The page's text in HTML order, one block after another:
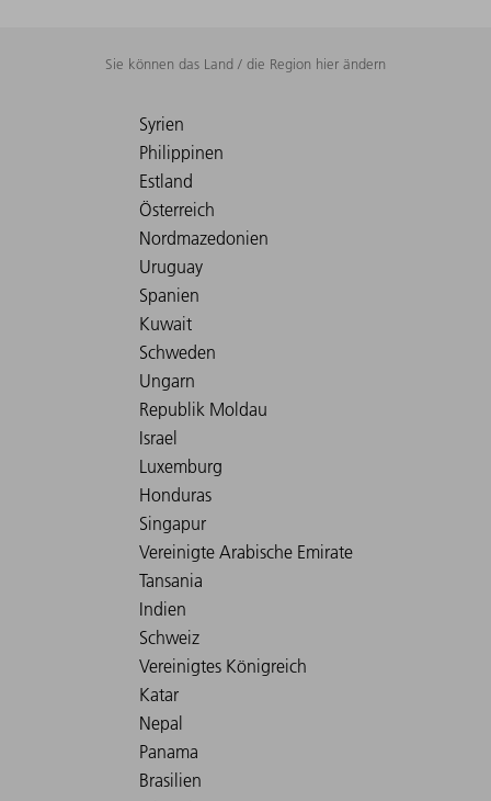
Sie können das Land / die Region hier ändern